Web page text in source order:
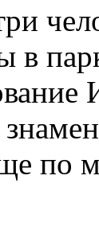
в
по